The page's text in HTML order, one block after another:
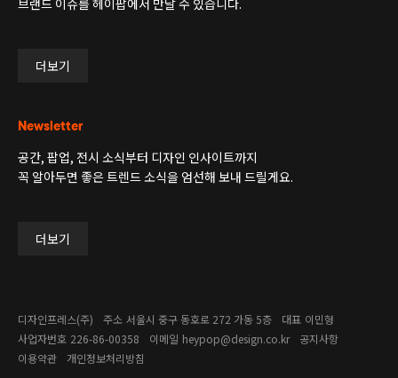
더보기
Newsletter
공간, 팝업, 전시 소식부터 디자인 인사이트까지
꼭 알아두면 좋은 트렌드 소식을 엄선해 보내 드릴게요.
더보기
디자인프레스(주) 주소 서울시 중구 동호로 272 가동 5층 대표 이민형
사업자번호 226-86-00358​ 이메일 heypop@design.co.kr
공지사항
이용약관
개인정보처리방침